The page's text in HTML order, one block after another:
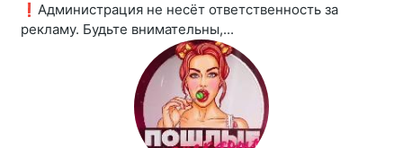
❗️Администрация не несёт ответственность за
рекламу. Будьте внимательны,...